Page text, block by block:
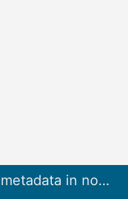
Radio stream metadata in not available.